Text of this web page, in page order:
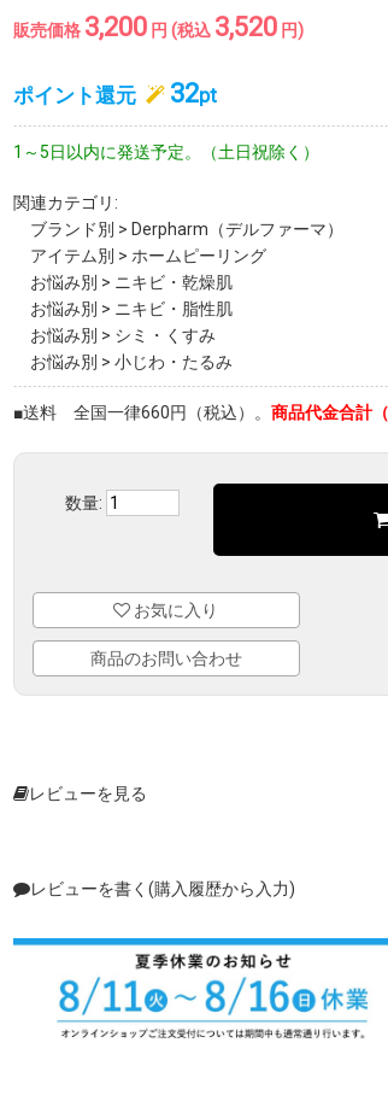
販売価格 3,200円 (税込 3,520円)
ポイント還元 32pt
1～5日以内に発送予定。（土日祝除く）
関連カテゴリ:
ブランド別 > Derpharm（デルファーマ）
アイテム別 > ホームピーリング
お悩み別 > ニキビ・乾燥肌
お悩み別 > ニキビ・脂性肌
お悩み別 > シミ・くすみ
お悩み別 > 小じわ・たるみ
■送料 全国一律660円（税込）。 商品代金合計
数量:
お気に入り
商品のお問い合わせ
レビューを見る
レビューを書く(購入履歴から入力)